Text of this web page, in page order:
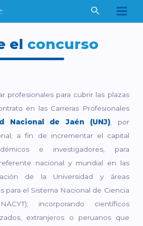
Buscar
Main
el concurso
profesionales para cubrir las plazas
en las Carreras Profesionales
Nacional de Jaén (UNJ) , por
a fin de incrementar el capital
e investigadores, para
nacional y mundial en las
de la Universidad y áreas
para el Sistema Nacional de Ciencia
incorporando científicos
extranjeros o peruanos que